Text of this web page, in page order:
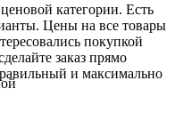
категории. Есть
Цены на все товары
покупкой
заказ прямо
и максимально